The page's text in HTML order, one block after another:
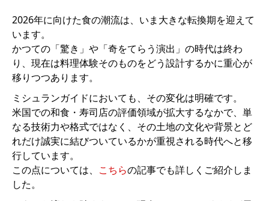
2026年に向けた食の潮流は、いま大きな転換期を迎えて
います。
かつての「驚き」や「奇をてらう演出」の時代は終わ
り、現在は料理体験そのものをどう設計するかに重心が
移りつつあります。
ミシュランガイドにおいても、その変化は明確です。
米国での和食・寿司店の評価領域が拡大するなかで、単
なる技術力や格式ではなく、その土地の文化や背景とど
れだけ誠実に結びついているかが重視される時代へと移
行しています。
この点については、 こちらの記事でも詳しくご紹介しま
した。